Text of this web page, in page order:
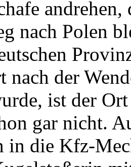
andrehen,
nach Polen
nach der
ist der
gar nicht.
in die Kfz-